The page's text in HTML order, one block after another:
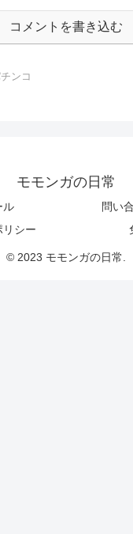
コメントを書き込む
ンコ
モモンガの日常
ル
問い
リシー
© 2023 モモンガの日常.